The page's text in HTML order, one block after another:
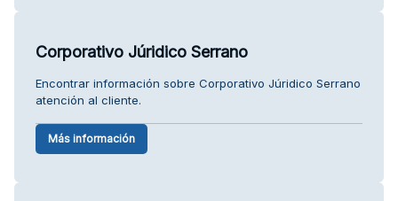
Corporativo Júridico Serrano
Encontrar información sobre Corporativo Júridico Serrano
atención al cliente.
Más información